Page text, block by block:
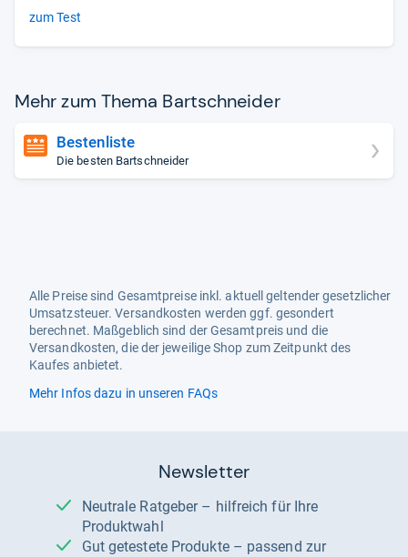
zum Test
Mehr zum Thema Bart­schnei­der
Bestenliste
Die besten Bartschneider
Alle Preise sind Gesamtpreise inkl. aktuell geltender gesetzlicher
Umsatzsteuer. Versandkosten werden ggf. gesondert
berechnet. Maßgeblich sind der Gesamtpreis und die
Versandkosten, die der jeweilige Shop zum Zeitpunkt des
Kaufes anbietet.
Mehr Infos dazu in unseren FAQs
Newsletter
Neutrale Ratgeber – hilfreich für Ihre
Produktwahl
Gut getestete Produkte – passend zur